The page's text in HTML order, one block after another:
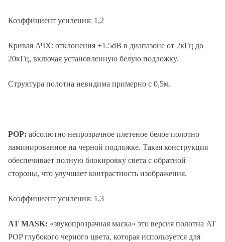
Коэффициент усиления: 1,2
Кривая АЧХ: отклонения +1.5dB в диапазоне от 2кГц до
20кГц, включая установленную белую подложку.
Структура полотна невидима примерно с 0,5м.
POP: абсолютно непрозрачное плетеное белое полотно
ламинированное на черной подложке. Такая конструкция
обеспечивает полную блокировку света с обратной
стороны, что улучшает контрастность изображения.
Коэффициент усиления: 1,3
AT MASK: «звукопрозрачная маска» это версия полотна AT
POP глубокого черного цвета, которая используется для